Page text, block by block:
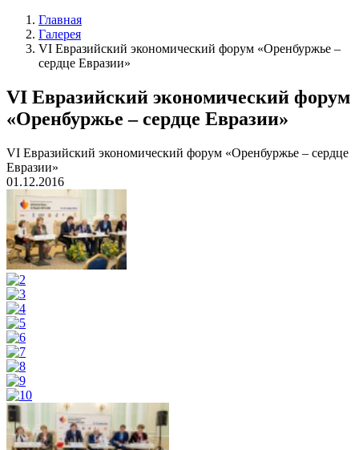
Главная
Галерея
VI Евразийский экономический форум «Оренбуржье –
сердце Евразии»
VI Евразийский экономический форум
«Оренбуржье – сердце Евразии»
VI Евразийский экономический форум «Оренбуржье – сердце
Евразии»
01.12.2016